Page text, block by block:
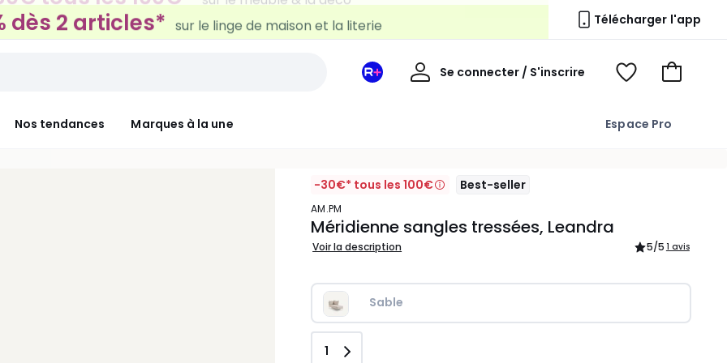
dès 2 articles* sur le linge de maison et la literie Télécharger l'app
Nos tendances Marques à la une Espace Pro
Mon
Se connecter / S'inscrire
Mon
Voir
Voir
-30€* tous les 100€ Best-seller
AM.PM
Méridienne sangles tressées, Leandra
Voir la description 5/5 1 avis
Sable
Quantité
1